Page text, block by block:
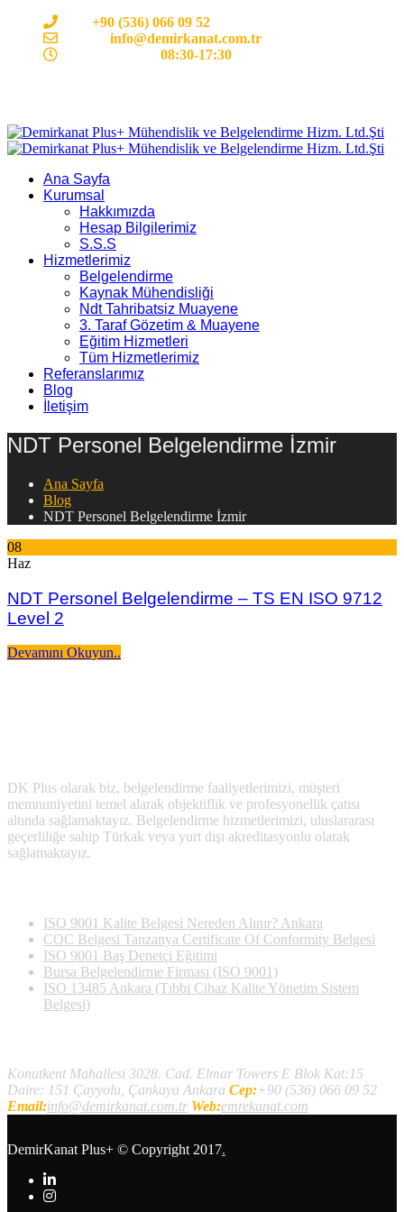
+90 (536) 066 09 52
info@demirkanat.com.tr
08:30-17:30
Ana Sayfa
Kurumsal
Hakkımızda
Hesap Bilgilerimiz
S.S.S
Hizmetlerimiz
Belgelendirme
Kaynak Mühendisliği
Ndt Tahribatsiz Muayene
3. Taraf Gözetim & Muayene
Eğitim Hizmetleri
Tüm Hizmetlerimiz
Referanslarımız
Blog
İletişim
NDT Personel Belgelendirme İzmir
Ana Sayfa
Blog
NDT Personel Belgelendirme İzmir
08
Haz
NDT Personel Belgelendirme – TS EN ISO 9712
Level 2
Devamını Okuyun..
DK Plus olarak biz, belgelendirme faaliyetlerimizi, müşteri
memnuniyetini temel alarak objektiflik ve profesyonellik çatısı
altında sağlamaktayız. Belgelendirme hizmetlerimizi, uluslararası
geçerliliğe sahip Türkak veya yurt dışı akreditasyonlu olarak
sağlamaktayız.
ISO 9001 Kalite Belgesi Nereden Alınır? Ankara
COC Belgesi Tanzanya Certificate Of Conformity Belgesi
ISO 9001 Baş Denetçi Eğitimi
Bursa Belgelendirme Firması (ISO 9001)
ISO 13485 Ankara (Tıbbi Cihaz Kalite Yönetim Sistem
Belgesi)
Konutkent Mahallesi 3028. Cad. Elmar Towers E Blok Kat:15
Daire: 151 Çayyolu, Çankaya Ankara Cep:+90 (536) 066 09 52
Email:info@demirkanat.com.tr Web:emrekanat.com
DemirKanat Plus+ © Copyright 2017.